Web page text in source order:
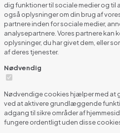
dig funktioner til sociale medier og til
også oplysninger om din brug af
partnere inden for sociale medier,
analysepartnere. Vores partnere kan
oplysninger, du har givet dem, eller
af deres tjenester.
Nødvendig
Nødvendige cookies hjælper med at
ved at aktivere grundlæggende
adgang til sikre områder af
fungere ordentligt uden disse